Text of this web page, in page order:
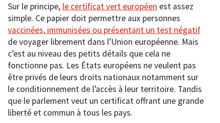
Sur le principe, le certificat vert européen est assez
simple. Ce papier doit permettre aux personnes
vaccinées, immunisées ou présentant un test négatif
de voyager librement dans l’Union européenne. Mais
c’est au niveau des petits détails que cela ne
fonctionne pas. Les États européens ne veulent pas
être privés de leurs droits nationaux notamment sur
le conditionnement de l’accès à leur territoire. Tandis
que le parlement veut un certificat offrant une grande
liberté et commun à tous les pays.